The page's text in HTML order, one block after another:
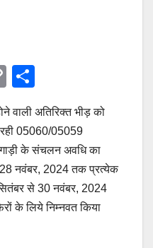
C
p
y
Li
n
k
ar
e
वाली अतिरिक्त भीड़ को
05060/05059
के संचलन अवधि का
नवंबर, 2024 तक प्रत्येक
से 30 नवंबर, 2024
के लिये निम्नवत किया